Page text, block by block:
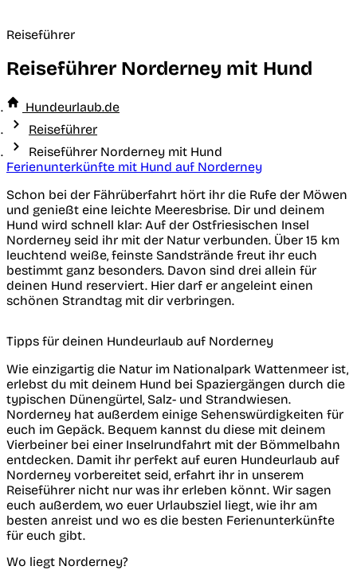
Reiseführer
Reiseführer Norderney mit Hund
Hundeurlaub.de
Reiseführer
Reiseführer Norderney mit Hund
Ferienunterkünfte mit Hund auf Norderney
Schon bei der Fährüberfahrt hört ihr die Rufe der Möwen
und genießt eine leichte Meeresbrise. Dir und deinem
Hund wird schnell klar: Auf der Ostfriesischen Insel
Norderney seid ihr mit der Natur verbunden. Über 15 km
leuchtend weiße, feinste Sandstrände freut ihr euch
bestimmt ganz besonders. Davon sind drei allein für
deinen Hund reserviert. Hier darf er angeleint einen
schönen Strandtag mit dir verbringen.
Tipps für deinen Hundeurlaub auf Norderney
Wie einzigartig die Natur im Nationalpark Wattenmeer ist,
erlebst du mit deinem Hund bei Spaziergängen durch die
typischen Dünengürtel, Salz- und Strandwiesen.
Norderney hat außerdem einige Sehenswürdigkeiten für
euch im Gepäck. Bequem kannst du diese mit deinem
Vierbeiner bei einer Inselrundfahrt mit der Bömmelbahn
entdecken. Damit ihr perfekt auf euren Hundeurlaub auf
Norderney vorbereitet seid, erfahrt ihr in unserem
Reiseführer nicht nur was ihr erleben könnt. Wir sagen
euch außerdem, wo euer Urlaubsziel liegt, wie ihr am
besten anreist und wo es die besten Ferienunterkünfte
für euch gibt.
Wo liegt Norderney?